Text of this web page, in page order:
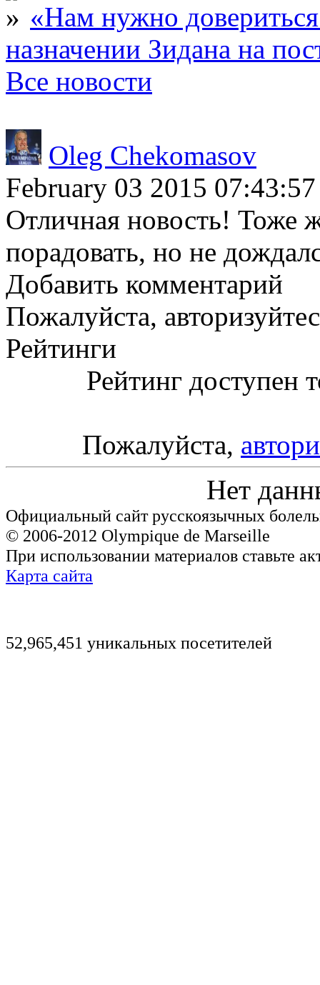
«Нам нужно
назначении Зидана на
Все новости
Oleg Chekomasov
February 03 2015 07:43:57
Отличная новость! Тоже
порадовать, но не
Добавить комментарий
Пожалуйста,
Рейтинги
Рейтинг доступен
Пожалуйста,
Нет
Официальный сайт русскоязычных
© 2006-2012 Olympique de Marseille
При использовании материалов ставьте
Карта сайта
52,965,451 уникальных посетителей